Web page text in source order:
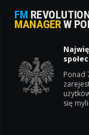
FM
MANAGERW
Ponad
się